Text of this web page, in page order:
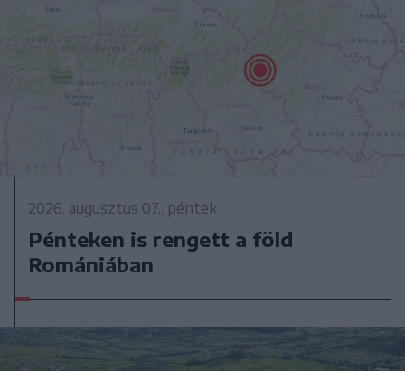
2026. augusztus 07., péntek
Pénteken is rengett a föld
Romániában